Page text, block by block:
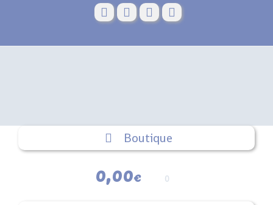
Boutique
0,00€ 0